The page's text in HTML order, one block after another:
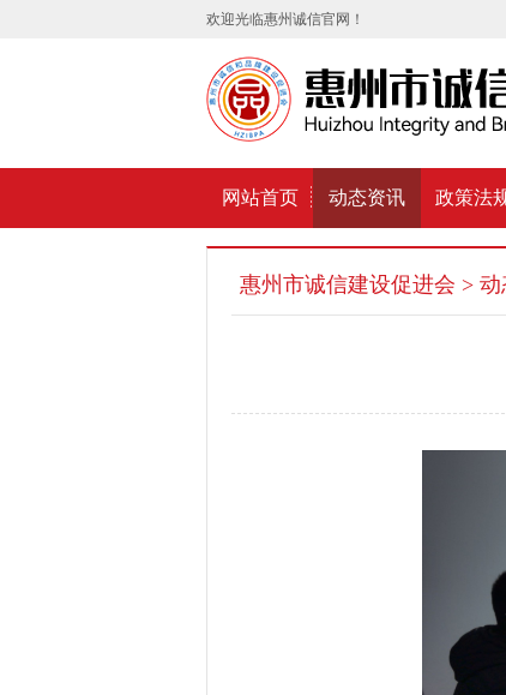
欢迎光临惠州诚信官网！
网站首页 动态资讯 政策法
惠州市诚信建设促进会 >